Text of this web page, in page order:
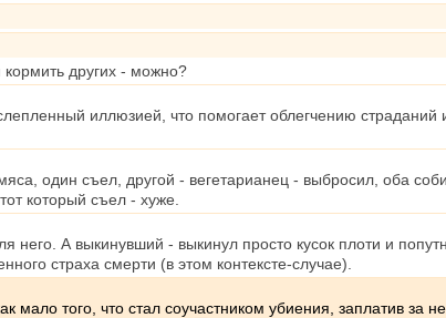
других - можно?
иллюзией, что помогает облегчению страданий
один съел, другой - вегетарианец - выбросил, оба
который съел - хуже.
А выкинувший - выкинул просто кусок плоти и
страха смерти (в этом контексте-случае).
мало того, что стал соучастником убиения, заплатив за